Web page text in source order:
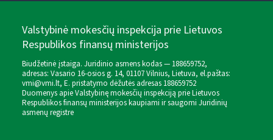
Valstybinė mokesčių inspekcija prie Lietuvos
Respublikos finansų ministerijos
Biudžetinė įstaiga. Juridinio asmens kodas — 188659752,
adresas: Vasario 16-osios g. 14, 01107 Vilnius, Lietuva, el.paštas:
vmi@vmi.lt, E. pristatymo dėžutės adresas 188659752
Duomenys apie Valstybinę mokesčių inspekciją prie Lietuvos
Respublikos finansų ministerijos kaupiami ir saugomi Juridinių
asmenų registre